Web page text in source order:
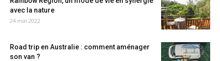
avec la nature
24 mai 2022
Road trip en Australie : comment aménager
son van ?